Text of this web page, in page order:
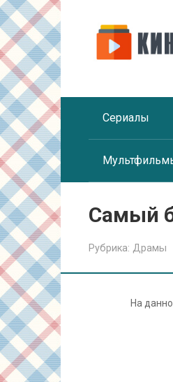
Перейти
к
контенту
Сериалы
Самый
Рубрика: Драмы
На